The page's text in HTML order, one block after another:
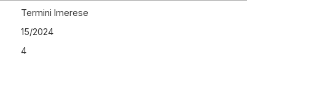
Termini Imerese
15/2024
4